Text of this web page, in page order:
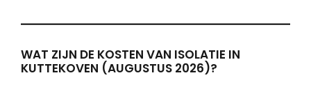
WAT ZIJN DE KOSTEN VAN ISOLATIE IN
KUTTEKOVEN (AUGUSTUS 2026)?